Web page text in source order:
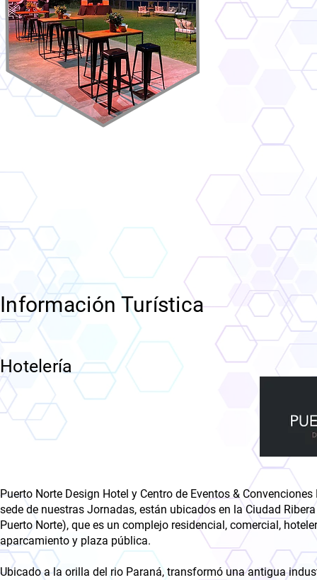
Información Turística
Hotelería
Puerto Norte Design Hotel y Centro de Eventos & Convenciones
sede de nuestras Jornadas, están ubicados en la Ciudad
Puerto Norte), que es un complejo residencial, comercial,
aparcamiento y plaza pública.
Ubicado a la orilla del rio Paraná, transformó una antigua